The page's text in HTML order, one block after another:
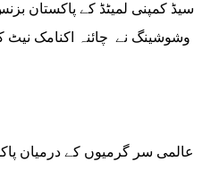
سیڈ کمپنی لمیٹڈ کے پاکستان
وشوشینگ نے چائنہ اکنامک نیٹ
عالمی سر گرمیوں کے درمیان